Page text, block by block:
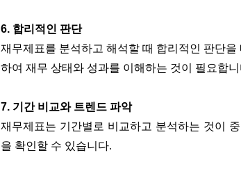
6. 합리적인 판단
재무제표를 분석하고 해석할 때 합리적인 판단
하여 재무 상태와 성과를 이해하는 것이 필요합니
7. 기간 비교와 트렌드 파악
재무제표는 기간별로 비교하고 분석하는 것이
을 확인할 수 있습니다.